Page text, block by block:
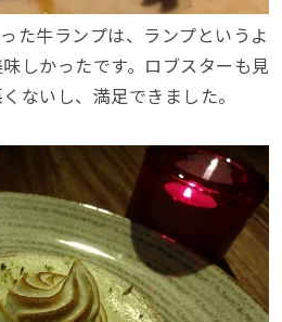
た牛ランプは、ランプというよ
しかったです。ロブスターも見
ないし、満足できました。